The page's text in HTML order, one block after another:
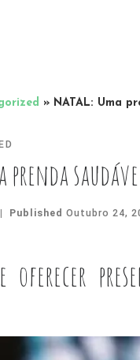
» NATAL: Uma
prenda
| Published Outubro 24,
oferecer